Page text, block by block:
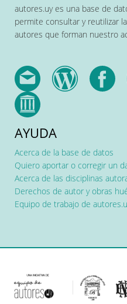
autores.uy es una base de
permite consultar y reutilizar
autores que forman nuestro
AYUDA
Acerca de la base de datos
Quiero aportar o corregir un
Acerca de las disciplinas
Derechos de autor y obras
Equipo de trabajo de